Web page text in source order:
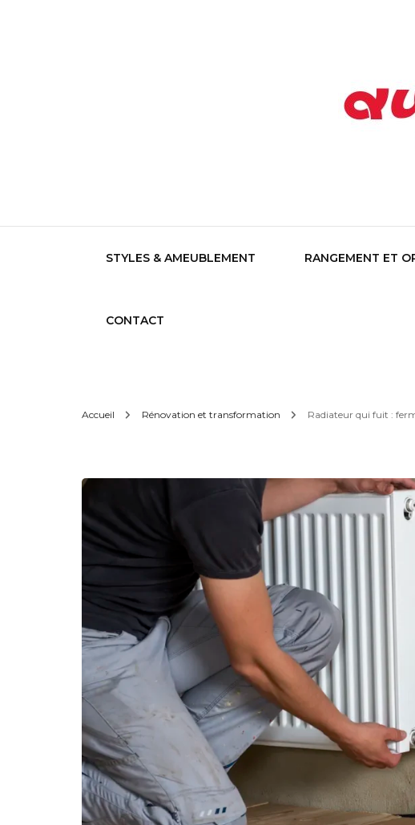
STYLES & AMEUBLEMENT RANGEMENT ET
CONTACT
Accueil Rénovation et transformation Radiateur qui fuit :